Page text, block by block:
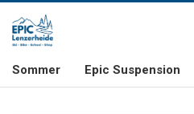
& FREERIDE-SPEZIALIST SCHWEIZER
Sommer Epic Suspension